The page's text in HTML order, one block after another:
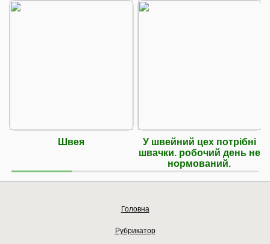
Швея
У швейний цех потрібні
швачки. робочий день не
нормований.
Головна
Рубрикатор